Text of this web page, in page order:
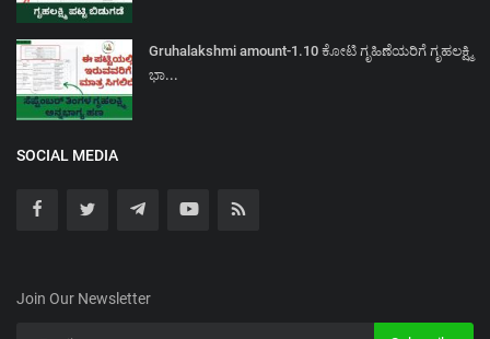
Gruhalakshmi amount-1.10 ಕೋಟಿ ಗೃಹಿಣೆಯರಿಗೆ ಗೃಹಲಕ್ಷ್ಮಿ
ಭಾ...
SOCIAL MEDIA
Join Our Newsletter